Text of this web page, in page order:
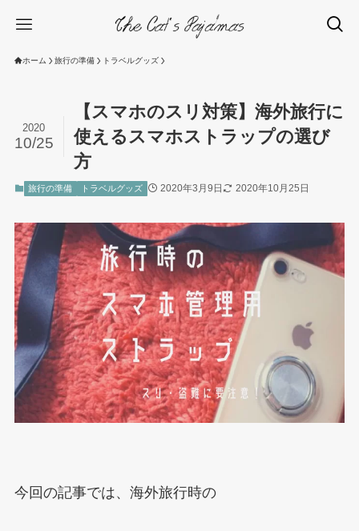
ホーム 旅行の準備 トラベルグッズ
【スマホのスリ対策】海外旅行に
使えるスマホストラップの選び
方
2020
10/25
旅行の準備 トラベルグッズ 2020年3月9日 2020年10月25日
今回の記事では、海外旅行時の